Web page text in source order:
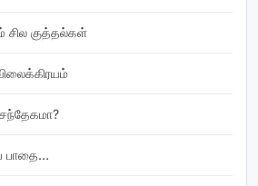
சில குத்தல்கள்
பாதை…